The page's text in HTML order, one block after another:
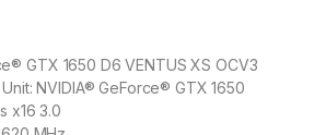
GTX 1650 D6 VENTUS XS OCV3
NVIDIA® GeForce® GTX 1650
x16 3.0